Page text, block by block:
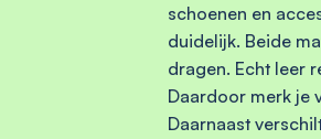
schoenen en
duidelijk. Beide
dragen. Echt leer
Daardoor merk je
Daarnaast